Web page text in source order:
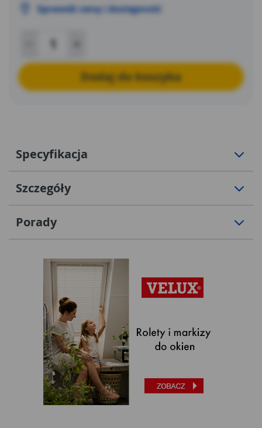
Sprawdź cenę i dostępność
Dodaj do koszyka
Specyfikacja
Szczegóły
Porady